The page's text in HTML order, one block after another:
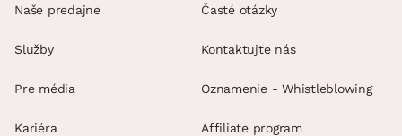
Naše predajne
Služby
Pre média
Kariéra
Časté otázky
Kontaktujte nás
Oznamenie - Whistleblowing
Affiliate program